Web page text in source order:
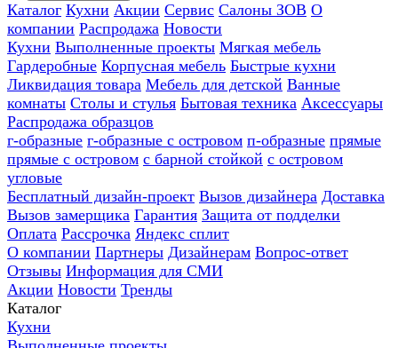
Каталог Кухни Акции Сервис Салоны ЗОВ О
компании Распродажа Новости
Кухни Выполненные проекты Мягкая мебель
Гардеробные Корпусная мебель Быстрые кухни
Ликвидация товара Мебель для детской Ванные
комнаты Столы и стулья Бытовая техника Аксессуары
Распродажа образцов
г-образные г-образные с островом п-образные прямые
прямые с островом с барной стойкой с островом
угловые
Бесплатный дизайн-проект Вызов дизайнера Доставка
Вызов замерщика Гарантия Защита от подделки
Оплата Рассрочка Яндекс сплит
О компании Партнеры Дизайнерам Вопрос-ответ
Отзывы Информация для СМИ
Акции Новости Тренды
Каталог
Кухни